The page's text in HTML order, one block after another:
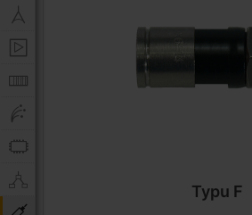
Typu F